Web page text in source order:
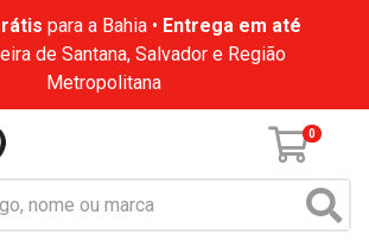
para a Bahia • Entrega em até
de Santana, Salvador e Região
Metropolitana
0